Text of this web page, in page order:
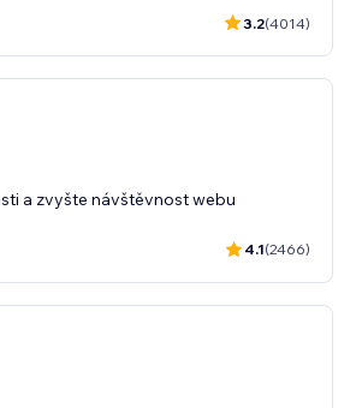
3.2(4014)
a zvyšte návštěvnost webu
4.1(2466)